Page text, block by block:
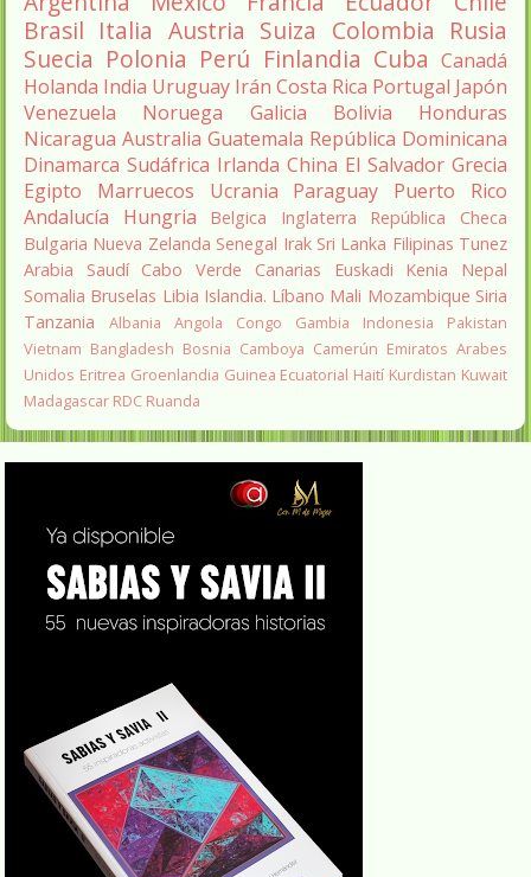
Brasil Italia Austria Suiza Colombia Rusia
Suecia Polonia Perú Finlandia Cuba Canadá
Holanda India Uruguay Irán Costa Rica Portugal Japón
Venezuela
Noruega Galicia Bolivia
Honduras
Nicaragua Australia Guatemala República Dominicana
Dinamarca Sudáfrica Irlanda China El Salvador Grecia
Egipto
Marruecos Ucrania Paraguay
Puerto Rico
Andalucía
Hungria Belgica Inglaterra
República Checa
Bulgaria Nueva Zelanda Senegal Irak Sri Lanka Filipinas Tunez
Arabia Saudí Cabo Verde Canarias Euskadi Kenia
Nepal
Somalia Bruselas Libia Islandia. Líbano Mali Mozambique Siria
Tanzania
Albania Angola Congo Gambia Indonesia
Pakistan
Vietnam Bangladesh Bosnia Camboya Camerún Emiratos Arabes
Unidos Eritrea Groenlandia Guinea Ecuatorial Haití Kurdistan Kuwait
Madagascar RDC Ruanda